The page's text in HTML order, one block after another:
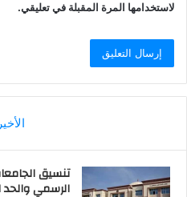
لاستخدامها المرة المقبلة في تعليقي.
الرسمي